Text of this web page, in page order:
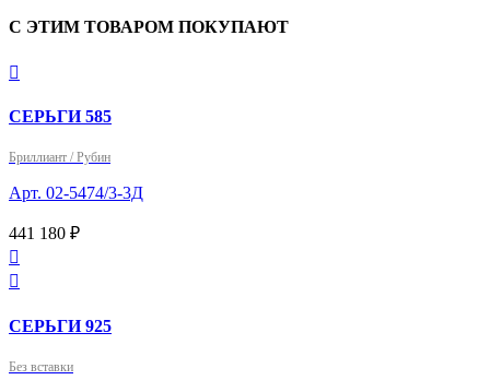
С ЭТИМ ТОВАРОМ ПОКУПАЮТ

СЕРЬГИ 585
Бриллиант / Рубин
Арт. 02-5474/3-3Д
441 180 ₽


СЕРЬГИ 925
Без вставки